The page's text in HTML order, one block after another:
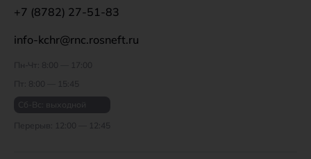
+7 (8782) 27-51-83
info-kchr@rnc.rosneft.ru
Пн-Чт: 8:00 — 17:00
Пт: 8:00 — 15:45
Сб-Вс: выходной
Перерыв: 12:00 — 12:45